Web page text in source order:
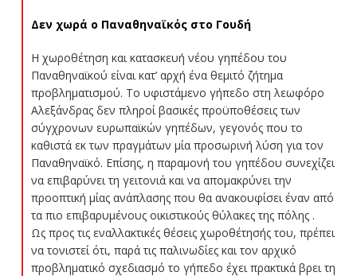
Δεν χωρά ο Παναθηναϊκός στο Γουδή
Η χωροθέτηση και κατασκευή νέου γηπέδου του
Παναθηναϊκού είναι κατ’ αρχή ένα θεμιτό ζήτημα
προβληματισμού. Το υφιστάμενο γήπεδο στη λεωφόρο
Αλεξάνδρας δεν πληροί βασικές προϋποθέσεις των
σύγχρονων ευρωπαϊκών γηπέδων, γεγονός που το
καθιστά εκ των πραγμάτων μία προσωρινή λύση για τον
Παναθηναϊκό. Επίσης, η παραμονή του γηπέδου συνεχίζει
να επιβαρύνει τη γειτονιά και να απομακρύνει την
προοπτική μίας ανάπλασης που θα ανακουφίσει έναν από
τα πιο επιβαρυμένους οικιστικούς θύλακες της πόλης .
Ως προς τις εναλλακτικές θέσεις χωροθέτησής του, πρέπει
να τονιστεί ότι, παρά τις παλινωδίες και τον αρχικό
προβληματικό σχεδιασμό το γήπεδο έχει πρακτικά βρει τη